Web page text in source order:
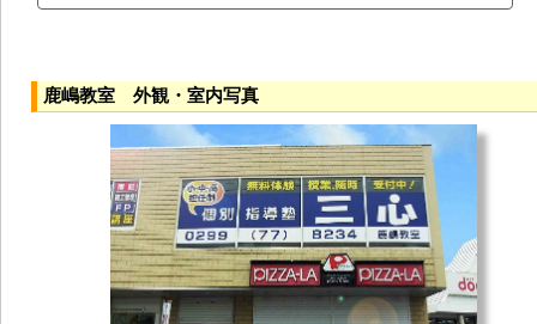
鹿嶋教室 外観・室内写真